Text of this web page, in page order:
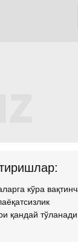
кўра
қандай тўланади